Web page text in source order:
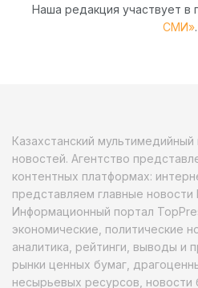
Наша редакция участвует в
СМИ».
Казахстанский мультимедийный
новостей. Агентство
контентных платформах:
представляем главные новости
Информационный портал
экономические, политические
аналитика, рейтинги, выводы и
рынки ценных бумаг,
несырьевых ресурсов, новости